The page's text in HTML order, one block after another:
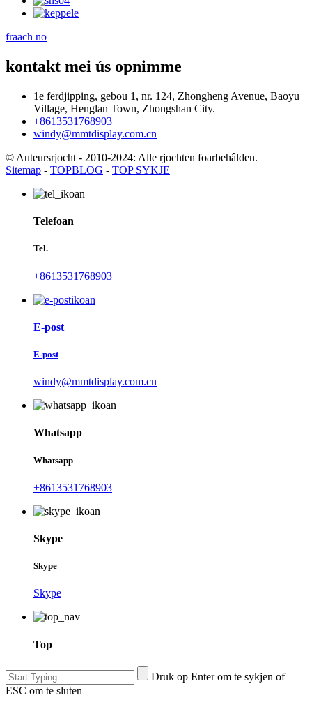
fraach no
kontakt mei ús opnimme
1e ferdjipping, gebou 1, nr. 124, Zhongheng Avenue, Baoyu
Village, Henglan Town, Zhongshan City.
+8613531768903
windy@mmtdisplay.com.cn
© Auteursrjocht - 2010-2024: Alle rjochten foarbehâlden.
Sitemap - TOPBLOG - TOP SYKJE
Telefoan
Tel.
+8613531768903
E-post
E-post
windy@mmtdisplay.com.cn
Whatsapp
Whatsapp
+8613531768903
Skype
Skype
Skype
Top
Druk op Enter om te sykjen of
ESC om te sluten